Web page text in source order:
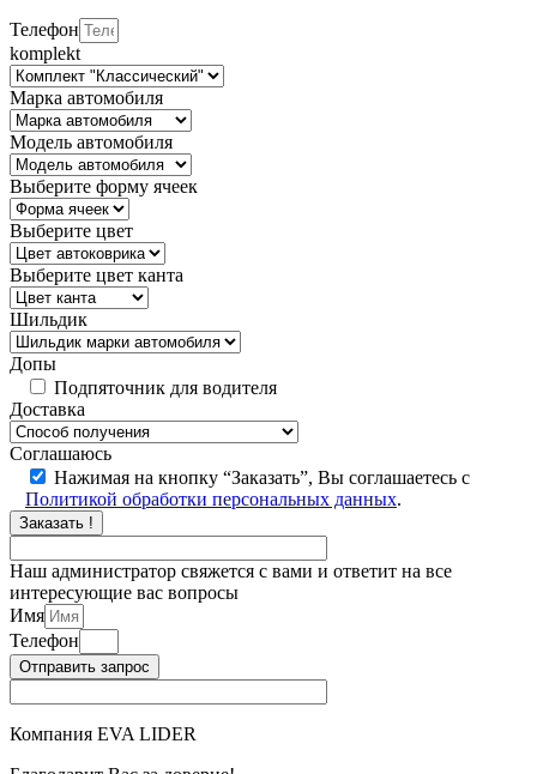
Телефон
komplekt
Марка автомобиля
Модель автомобиля
Выберите форму ячеек
Выберите цвет
Выберите цвет канта
Шильдик
Допы
Подпяточник для водителя
Доставка
Соглашаюсь
Нажимая на кнопку “Заказать”, Вы соглашаетесь с
Политикой обработки персональных данных.
Заказать !
Наш администратор свяжется с вами и ответит на все
интересующие вас вопросы
Имя
Телефон
Отправить запрос
Компания EVA LIDER